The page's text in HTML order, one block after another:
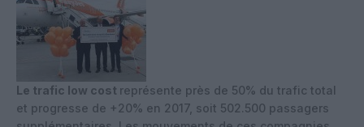
Le trafic low cost représente près de 50% du trafic total
et progresse de +20% en 2017, soit 502.500 passagers